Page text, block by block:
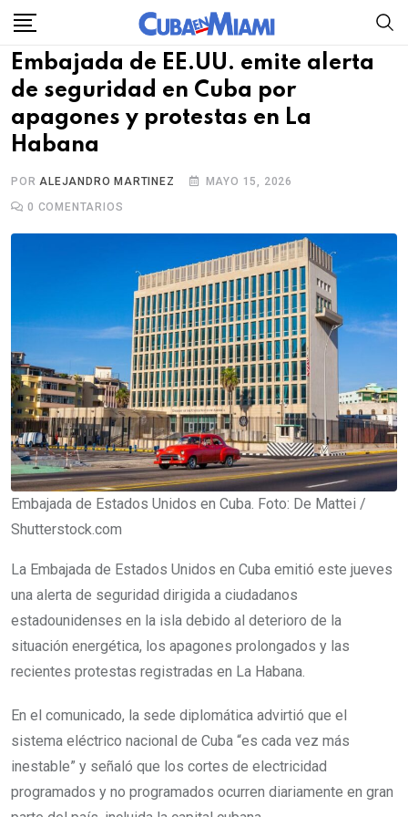
Skip
content
Embajada de EE.UU. emite alerta
de seguridad en Cuba por
apagones y protestas en La
Habana
PORALEJANDRO MARTINEZ
MAYO 15, 2026
0 COMENTARIOS
Embajada de Estados Unidos en Cuba. Foto: De Mattei /
Shutterstock.com
La Embajada de Estados Unidos en Cuba emitió este jueves
una alerta de seguridad dirigida a ciudadanos
estadounidenses en la isla debido al deterioro de la
situación energética, los apagones prolongados y las
recientes protestas registradas en La Habana.
En el comunicado, la sede diplomática advirtió que el
sistema eléctrico nacional de Cuba “es cada vez más
inestable” y señaló que los cortes de electricidad
programados y no programados ocurren diariamente en gran